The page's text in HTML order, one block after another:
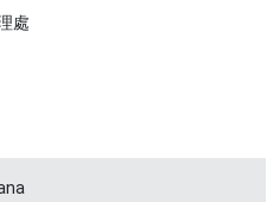
處